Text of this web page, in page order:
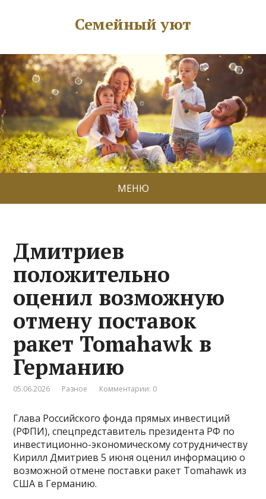
Семейный уют
МЕНЮ
Дмитриев
положительно
оценил возможную
отмену поставок
ракет Tomahawk в
Германию
05.06.2026 Разное Комментарии: 0
Глава Российского фонда прямых инвестиций
(РФПИ), спецпредставитель президента РФ по
инвестиционно-экономическому сотрудничеству
Кирилл Дмитриев 5 июня оценил информацию о
возможной отмене поставки ракет Tomahawk из
США в Германию.